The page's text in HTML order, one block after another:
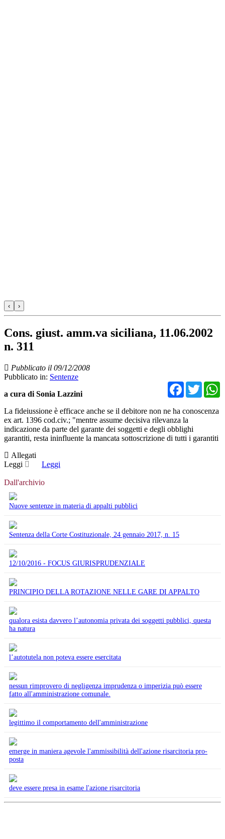
‹ ›
Cons. giust. amm.va siciliana, 11.06.2002
n. 311
Pubblicato il 09/12/2008
Pubblicato in: Sentenze
a cura di Sonia Lazzini
La fideiussione è efficace anche se il debitore non ne ha conoscenza
ex art. 1396 cod.civ.; "mentre assume decisiva rilevanza la
indicazione da parte del garante dei soggetti e degli obblighi
garantiti, resta ininfluente la mancata sottoscrizione di tutti i garantiti
Allegati
Leggi
Leggi
Dall'archivio
Nuove sentenze in materia di appalti pubblici
Sentenza della Corte Costituzionale, 24 gennaio 2017, n. 15
12/10/2016 - FOCUS GIURISPRUDENZIALE
PRINCIPIO DELLA ROTAZIONE NELLE GARE DI APPALTO
qualora esista davvero l’autonomia privata dei soggetti pubblici, questa
ha natura
l’autotutela non poteva essere esercitata
nessun rimprovero di negligenza imprudenza o imperizia può essere
fatto all'amministrazione comunale.
legittimo il comportamento dell'amministrazione
emerge in maniera agevole l'ammissibilità dell'azione risarcitoria pro-
posta
deve essere presa in esame l'azione risarcitoria